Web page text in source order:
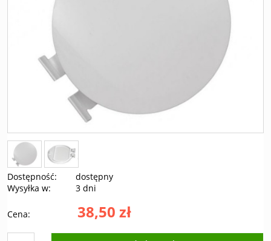
Dostępność:
dostępny
Wysyłka w:
3 dni
Cena: 38,50 zł